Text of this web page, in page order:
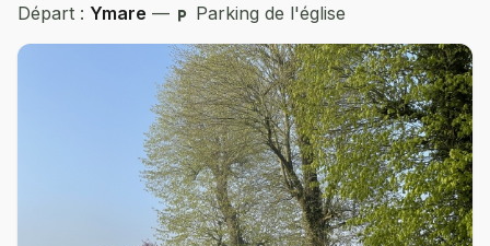
Départ : Ymare — local_parking Parking de l'église